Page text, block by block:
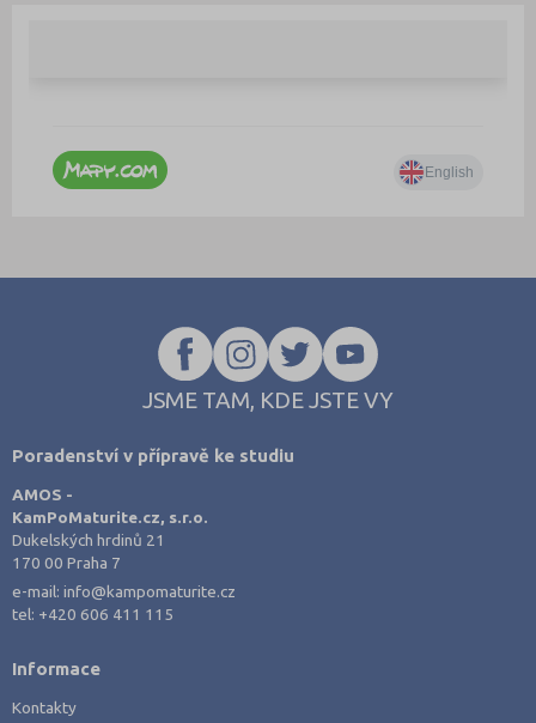
JSME TAM, KDE JSTE VY
Poradenství v přípravě ke studiu
AMOS -
KamPoMaturite.cz, s.r.o.
Dukelských hrdinů 21
170 00 Praha 7
e-mail:info@kampomaturite.cz
tel: +420 606 411 115
Informace
Kontakty